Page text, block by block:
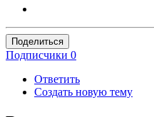
Поделиться
Подписчики 0
Ответить
Создать новую тему